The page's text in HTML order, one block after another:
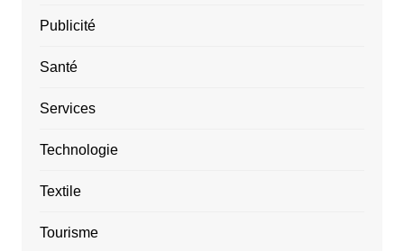
Publicité
Santé
Services
Technologie
Textile
Tourisme